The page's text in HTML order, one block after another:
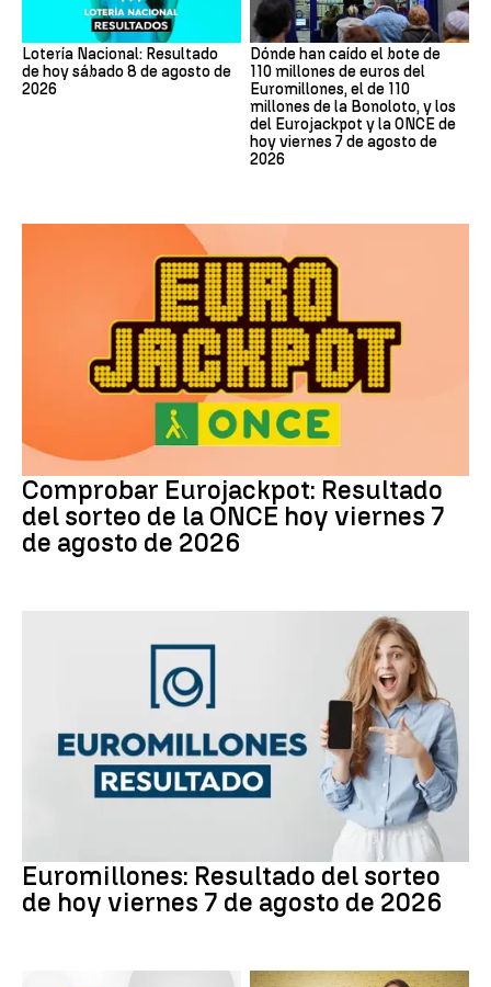
Lotería Nacional: Resultado
de hoy sábado 8 de agosto de
2026
Dónde han caído el bote de
110 millones de euros del
Euromillones, el de 110
millones de la Bonoloto, y los
del Eurojackpot y la ONCE de
hoy viernes 7 de agosto de
2026
Eurojackpot
Comprobar Eurojackpot: Resultado
del sorteo de la ONCE hoy viernes 7
de agosto de 2026
Euromillones: Resultado del sorteo
de hoy viernes 7 de agosto de 2026